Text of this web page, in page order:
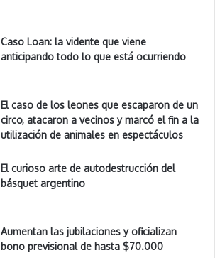
Caso Loan: la vidente que viene
anticipando todo lo que está ocurriendo
El caso de los leones que escaparon de un
circo, atacaron a vecinos y marcó el fin a la
utilización de animales en espectáculos
El curioso arte de autodestrucción del
básquet argentino
Aumentan las jubilaciones y oficializan
bono previsional de hasta $70.000